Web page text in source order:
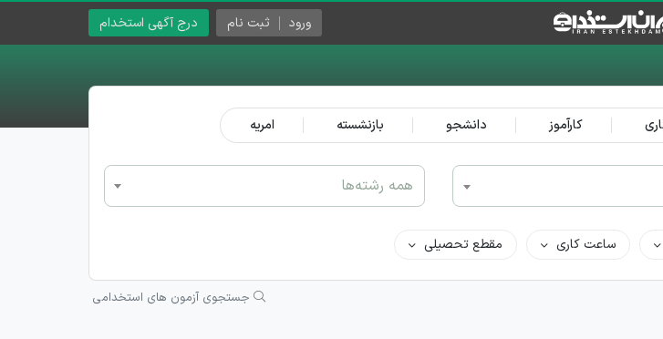
درج آگهی استخدام ورود ثبت نام
کارآموز دانشجو بازنشسته امریه
همه رشته‌ها
ساعت کاری مقطع تحصیلی
جستجوی آزمون های استخدامی